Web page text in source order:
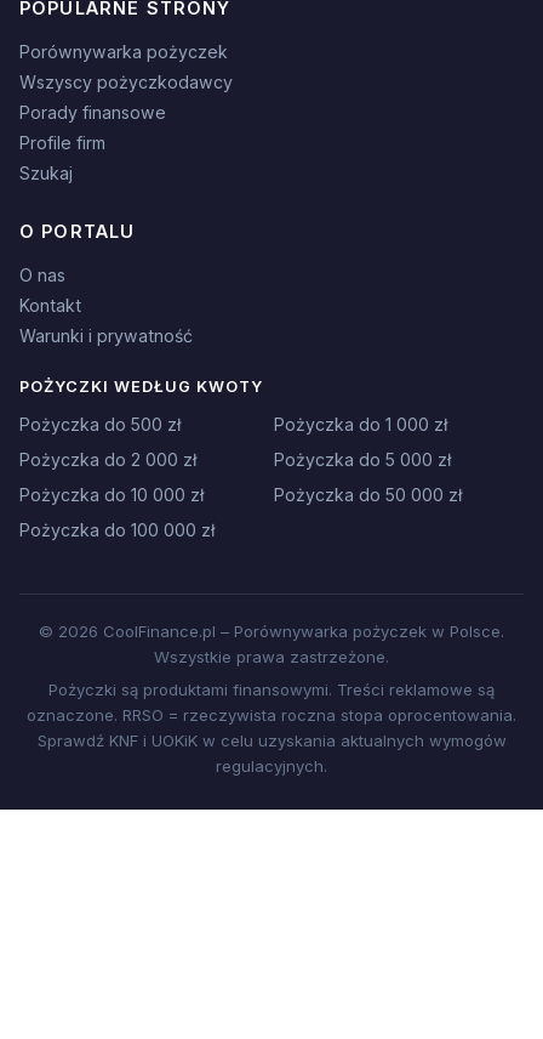
POPULARNE STRONY
Porównywarka pożyczek
Wszyscy pożyczkodawcy
Porady finansowe
Profile firm
Szukaj
O PORTALU
O nas
Kontakt
Warunki i prywatność
POŻYCZKI WEDŁUG KWOTY
Pożyczka do 500 zł
Pożyczka do 1 000 zł
Pożyczka do 2 000 zł
Pożyczka do 5 000 zł
Pożyczka do 10 000 zł
Pożyczka do 50 000 zł
Pożyczka do 100 000 zł
© 2026 CoolFinance.pl – Porównywarka pożyczek w Polsce.
Wszystkie prawa zastrzeżone.
Pożyczki są produktami finansowymi. Treści reklamowe są
oznaczone. RRSO = rzeczywista roczna stopa oprocentowania.
Sprawdź KNF i UOKiK w celu uzyskania aktualnych wymogów
regulacyjnych.